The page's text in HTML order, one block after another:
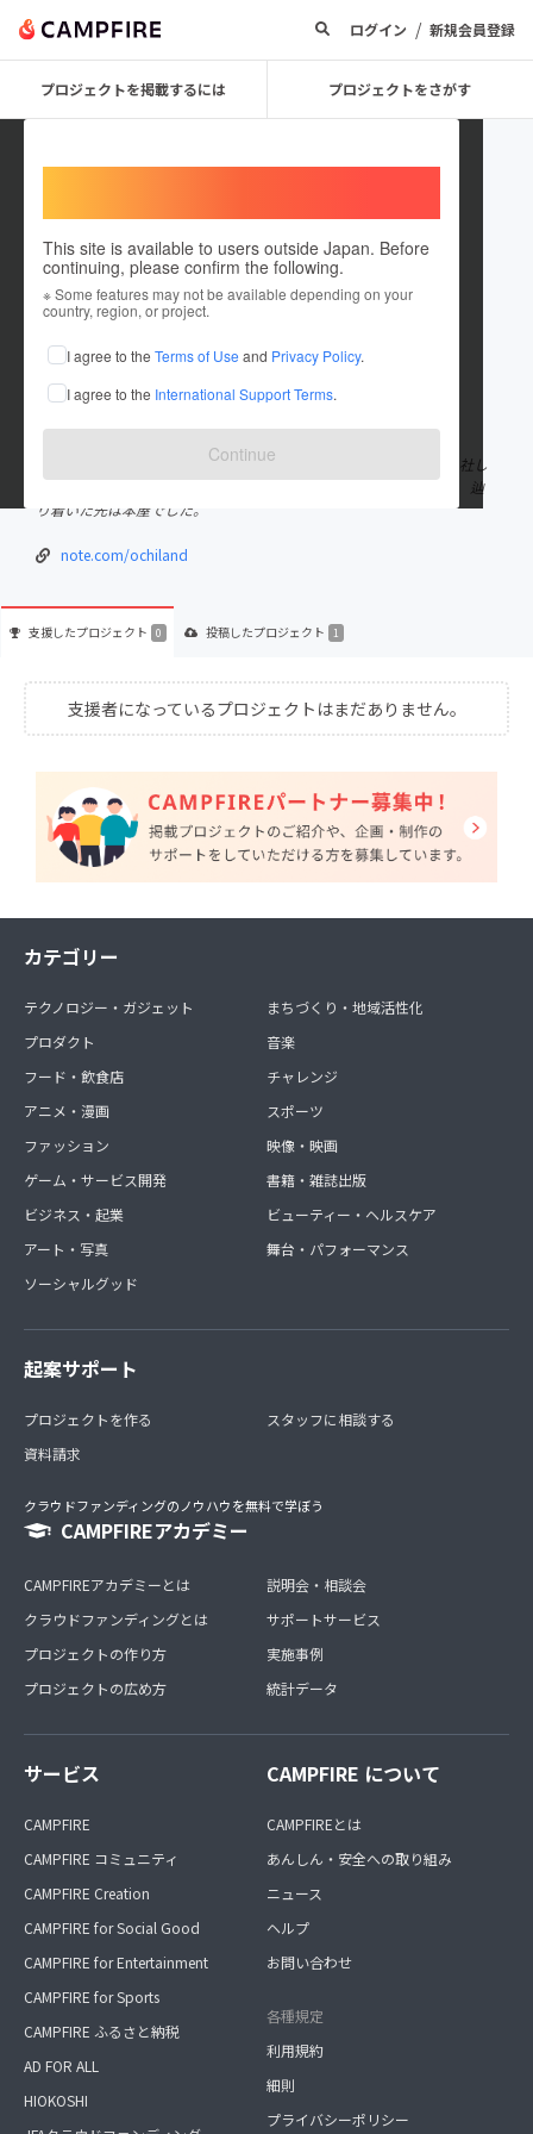
ログイン / 新規会員登録
プロジェクトを掲載するには プロジェクトをさがす
This site is available to users outside Japan. Before
continuing, please confirm the following.
※ Some features may not be available depending on your
country, region, or project.
I agree to the Terms of Use and Privacy Policy.
I agree to the International Support Terms.
Continue
Ochiland_1110
これまでに1件のプロジェクトを投稿しています
在住国：日本 現在地：広島県
出身国：日本 出身地：広島県
広島の大学4年生。 地元紙の記者を目指すも最終試験で不合格。 1社し
か受けてなかったので、何をやろうかと悩みました。 何をしよう。 辿
り着いた先は本屋でした。
note.com/ochiland
支援したプロジェクト 0 投稿したプロジェクト 1
支援者になっているプロジェクトはまだありません。
カテゴリー
テクノロジー・ガジェット
プロダクト
フード・飲食店
アニメ・漫画
ファッション
ゲーム・サービス開発
ビジネス・起業
アート・写真
ソーシャルグッド
まちづくり・地域活性化
音楽
チャレンジ
スポーツ
映像・映画
書籍・雑誌出版
ビューティー・ヘルスケア
舞台・パフォーマンス
起案サポート
プロジェクトを作る
資料請求
スタッフに相談する
クラウドファンディングのノウハウを無料で学ぼう
CAMPFIREアカデミー
CAMPFIREアカデミーとは
クラウドファンディングとは
プロジェクトの作り方
プロジェクトの広め方
説明会・相談会
サポートサービス
実施事例
統計データ
サービス
CAMPFIRE
CAMPFIRE コミュニティ
CAMPFIRE Creation
CAMPFIRE for Social Good
CAMPFIRE for Entertainment
CAMPFIRE for Sports
CAMPFIRE ふるさと納税
AD FOR ALL
HIOKOSHI
CAMPFIRE について
CAMPFIREとは
あんしん・安全への取り組み
ニュース
ヘルプ
お問い合わせ
各種規定
利用規約
細則
プライバシーポリシー